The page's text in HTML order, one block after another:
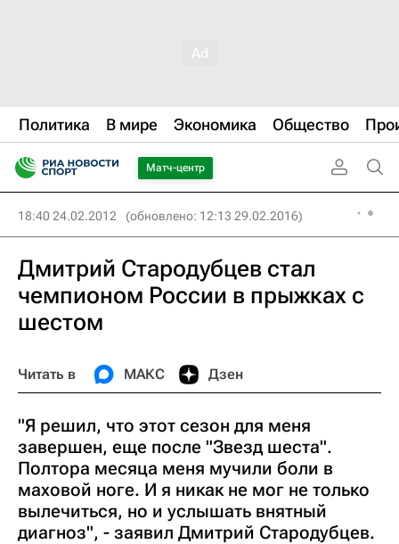
Политика В мире Экономика Общество
Матч-центр
18:40 24.02.2012 (обновлено: 12:13 29.02.2016)
Дмитрий Стародубцев стал
чемпионом России в прыжках с
шестом
Читать в МАКС Дзен
"Я решил, что этот сезон для меня
завершен, еще после "Звезд шеста".
Полтора месяца меня мучили боли в
маховой ноге. И я никак не мог не только
вылечиться, но и услышать внятный
диагноз", - заявил Дмитрий Стародубцев.